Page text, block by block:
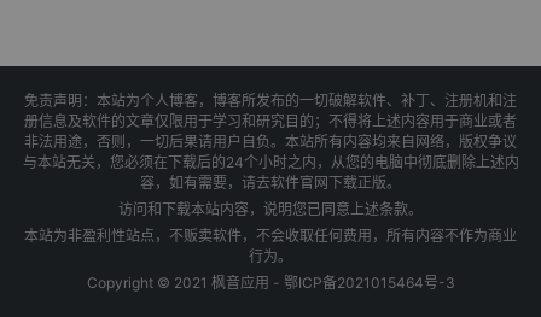
免责声明：本站为个人博客，博客所发布的一切破解软件、补丁、注册机和注
册信息及软件的文章仅限用于学习和研究目的；不得将上述内容用于商业或者
非法用途，否则，一切后果请用户自负。本站所有内容均来自网络，版权争议
与本站无关，您必须在下载后的24个小时之内，从您的电脑中彻底删除上述内
容，如有需要，请去软件官网下载正版。
访问和下载本站内容，说明您已同意上述条款。
本站为非盈利性站点，不贩卖软件，不会收取任何费用，所有内容不作为商业
行为。
Copyright © 2021 枫音应用 - 鄂ICP备2021015464号-3